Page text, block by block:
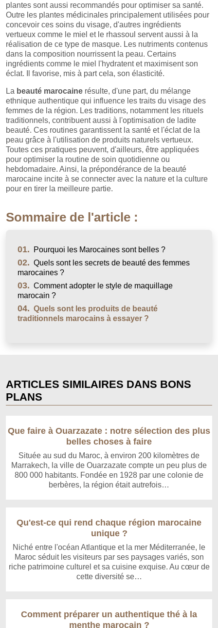
plantes sont aussi recommandés pour optimiser sa santé.
Outre les plantes médicinales principalement utilisées pour
concevoir ces soins du visage, d'autres ingrédients
vertueux comme le miel et le rhassoul servent aussi à la
réalisation de ce type de masque. Les nutriments contenus
dans la composition nourrissent la peau. Certains
ingrédients comme le miel l'hydratent et maximisent son
éclat. Il favorise, mis à part cela, son élasticité.
La beauté marocaine résulte, d'une part, du mélange
ethnique authentique qui influence les traits du visage des
femmes de la région. Les traditions, notamment les rituels
traditionnels, contribuent aussi à l'optimisation de ladite
beauté. Ces routines garantissent la santé et l'éclat de la
peau grâce à l'utilisation de produits naturels vertueux.
Toutes ces pratiques peuvent, d'ailleurs, être appliquées
pour optimiser la routine de soin quotidienne ou
hebdomadaire. Ainsi, la prépondérance de la beauté
marocaine incite à se connecter avec la nature et la culture
pour en tirer la meilleure partie.
Sommaire de l'article :
01. Pourquoi les Marocaines sont belles ?
02. Quels sont les secrets de beauté des femmes
marocaines ?
03. Comment adopter le style de maquillage
marocain ?
04. Quels sont les produits de beauté
traditionnels marocains à essayer ?
ARTICLES SIMILAIRES DANS BONS
PLANS
Que faire à Ouarzazate : notre sélection des plus
belles choses à faire
Située au sud du Maroc, à environ 200 kilomètres de
Marrakech, la ville de Ouarzazate compte un peu plus de
800 000 habitants. Fondée en 1928 par une colonie de
berbères, la région était autrefois…
Qu'est-ce qui rend chaque région marocaine
unique ?
Niché entre l'océan Atlantique et la mer Méditerranée, le
Maroc séduit les visiteurs par ses paysages variés, son
riche patrimoine culturel et sa cuisine exquise. Au cœur de
cette diversité se…
Comment préparer un authentique thé à la
menthe marocain ?